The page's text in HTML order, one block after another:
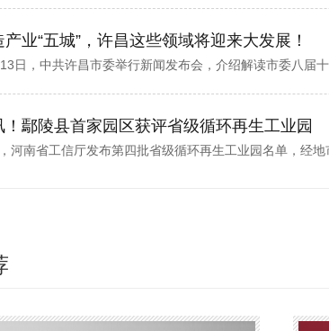
产业“五城”，许昌这些领域将迎来大发展！
！鄢陵县首家园区获评省级循环再生工业园